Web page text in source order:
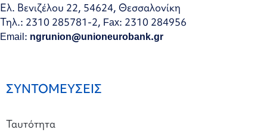
Ελ. Βενιζέλου 22, 54624, Θεσσαλονίκη
Τηλ.: 2310 285781-2, Fax: 2310 284956
Email: ngrunion@unioneurobank.gr
ΣΥΝΤΟΜΕΥΣΕΙΣ
Ταυτότητα